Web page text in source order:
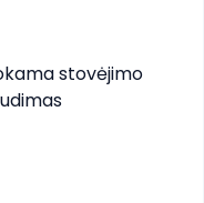
stovėjimo